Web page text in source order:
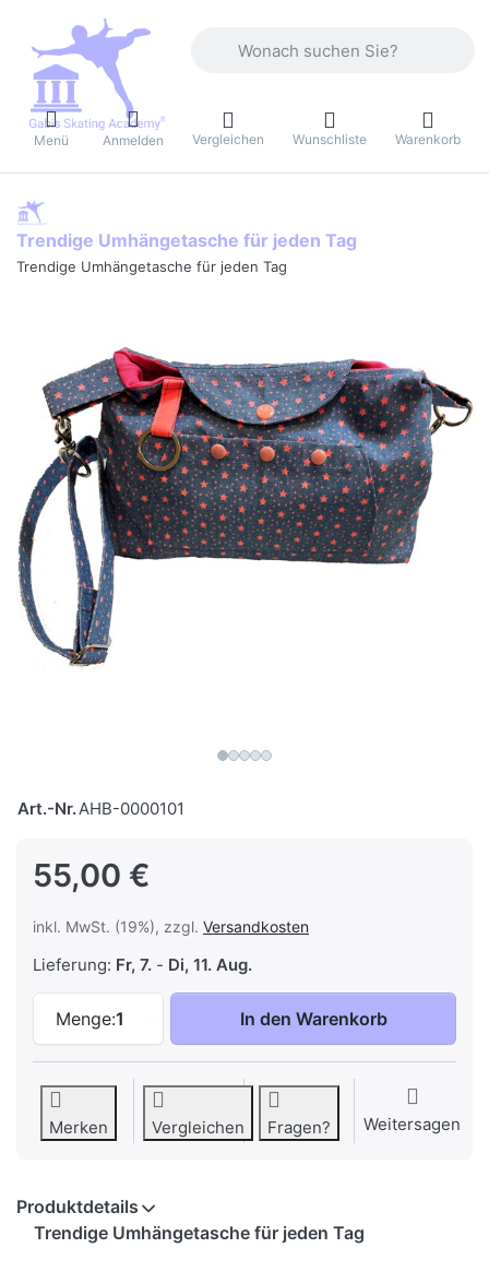
Menü Anmelden Vergleichen Wunschliste Warenkorb
Trendige Umhängetasche für jeden Tag
Trendige Umhängetasche für jeden Tag
Art.-Nr.AHB-0000101
55,00 €
inkl. MwSt. (19%), zzgl. Versandkosten
Lieferung: Fr, 7. - Di, 11. Aug.
Menge:1
Trendige Umhängetasche für jeden Tag
In den Warenkorb
Merken Vergleichen Fragen? Weitersagen
Produktdetails
Trendige Umhängetasche für jeden Tag